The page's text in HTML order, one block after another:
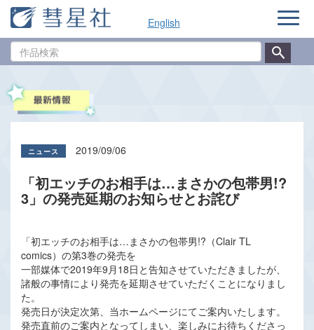
English
品
ナ
ゲ
2019/09/06
「初エッチのお相手は…まさかの包帯男!?
3」の発売延期のお知らせとお詫び
「初エッチのお相手は…まさかの包帯男!?（Clair TL
comics）の第3巻の発売を
一部媒体で2019年9月18日と告知させていただきましたが、
諸般の事情により発売を延期させていただくことになりまし
た。
発売日が決定次第、当ホームページにてご案内いたします。
発売直前のご案内となってしまい、楽しみにお待ちくださっ